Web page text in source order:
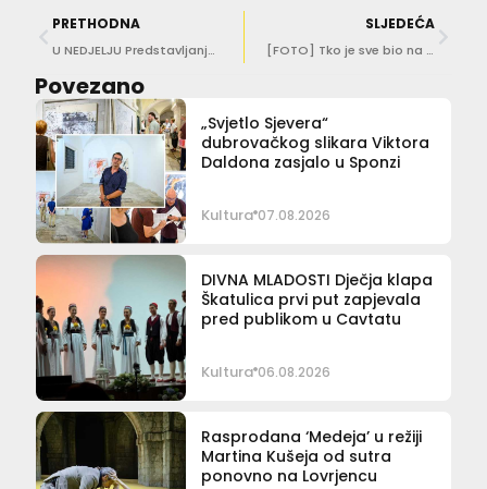
PRETHODNA
U NEDJELJU Predstavljanje umjetničke instalacije ‘Jaslice u Galeriji’
SLJEDEĆA
[FOTO] Tko je sve bio na premijeri ‘Kraljice’ u teatru?
Povezano
„Svjetlo Sjevera“
dubrovačkog slikara Viktora
Daldona zasjalo u Sponzi
Kultura 07.08.2026
DIVNA MLADOSTI Dječja klapa
Škatulica prvi put zapjevala
pred publikom u Cavtatu
Kultura 06.08.2026
Rasprodana ‘Medeja’ u režiji
Martina Kušeja od sutra
ponovno na Lovrjencu